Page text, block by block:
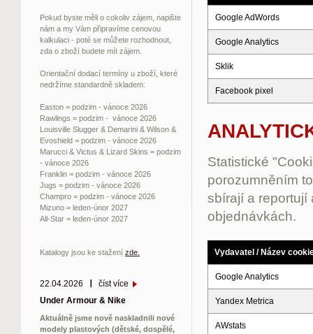
Pokud byste měli o cokoliv zájem, napište
nám a my Vám připravíme cenovou
kalkulaci - poté se můžete rozhodnout,
zda o zboží budete mít zájem.
Orientační dodací termíny u zboží, které
nedržíme standardně skladem:
Easton = podzim - vánoce 2026
Rawlings = podzim - vánoce 2026
Louisville Slugger & Demarini & Wilson &
Evoshield = podzim - vánoce 2026
Marucci & Victus & Lizard Skins = podzim
- vánoce 2026
Franklin = podzim - vánoce 2026
Jugs = podzim - vánoce 2026
Champro = podzim - vánoce 2026
Mizuno = leden-únor 2027
All-Star = leden-únor 2027
Katalogy jsou ke stažení zde.
22.04.2026
číst více
Under Armour & Nike
Aktuálně jsme nově naskladnili nové
modely plastových (dětské, dospělé,
Google AdWords
Google Analytics
Sklik
Facebook pixel
Statistické
porozumněním
sbírají a reportují
objednávkách.
Vydavatel / Název
Google Analytics
Yandex Metrica
AWstats